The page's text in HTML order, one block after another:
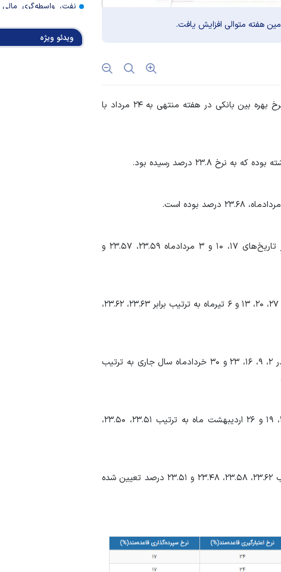
در جدیدترین گزارش بانک مرکزی، نرخ بهره بین بانکی در هفته منتهی به ۲۴ مرداد با
نرخ سود بین بانکی در مردادماه سال جاری به ترتیب در تاریخ‌های ۱۷، ۱۰ و ۳ مردادماه ۲۳.۵۹، ۲۳.۵۷ و
این نرخ در تیرماه نیز نوسانی بود و در هفته‌های منتهی به ۲۷، ۲۰، ۱۳ و ۶ تیرماه به ترتیب برابر ۲۳.۶۳، ۲۳.۶۲،
این نرخ در خردادماه در حال نوسان بوده است. نرخ بهره در ۲، ۹، ۱۶، ۲۳ و ۳۰ خردادماه سال جاری به ترتیب
نرخ بهره در اردیبهشت ماه سال جاری در تاریخ‌های ۵، ۱۲، ۱۹ و ۲۶ اردیبهشت ماه به ترتیب ۲۳.۵۱، ۲۳.۵۰،
این نرخ در ۸، ۱۵، ۲۲ و ۲۹ فروردین ماه سال جاری به ترتیب ۲۳.۶۲، ۲۳.۵۸، ۲۳.۴۸ و ۲۳.۵۱ درصد تعیین شده
نفت، واسطه‌گری
خدمات بانک تجارت در
ویدئو ویژه